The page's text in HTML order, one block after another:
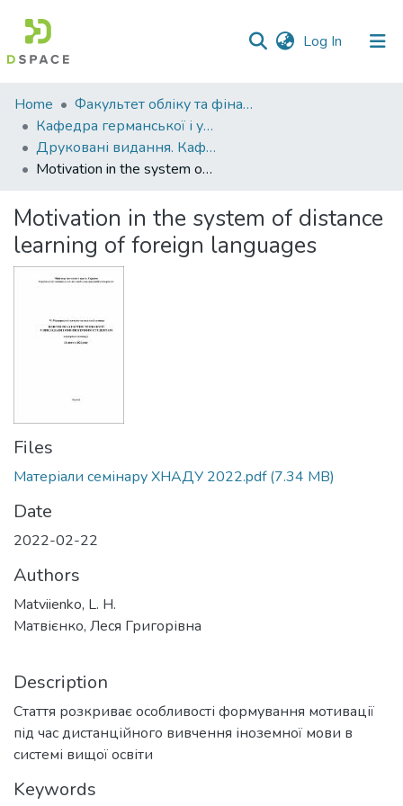
Log In (current)
Communities
&
Collections
Statistics
Home
Факультет обліку та фінансів
Кафедра германської і української філології
Друковані видання. Кафедра германської і української філології
Motivation in the system of distance learning of foreign languages
Motivation in the system of distance
learning of foreign languages
Files
Матеріали семінару ХНАДУ 2022.pdf(7.34 MB)
Date
2022-02-22
Authors
Matviienko, L. H.
Матвієнко, Леся Григорівна
Description
Стаття розкриває особливості формування мотивації
під час дистанційного вивчення іноземної мови в
системі вищої освіти
Keywords